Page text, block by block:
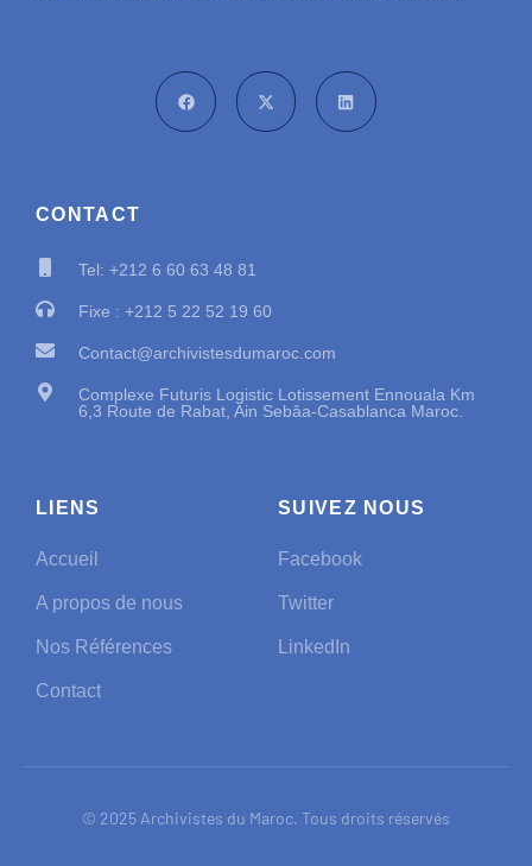
CONTACT
Tel: +212 6 60 63 48 81
Fixe : +212 5 22 52 19 60
Contact@archivistesdumaroc.com
Complexe Futuris Logistic Lotissement Ennouala Km
6,3 Route de Rabat, Ain Sebâa-Casablanca Maroc.
LIENS
Accueil
A propos de nous
Nos Références
Contact
SUIVEZ NOUS
Facebook
Twitter
LinkedIn
© 2025 Archivistes du Maroc. Tous droits réservés